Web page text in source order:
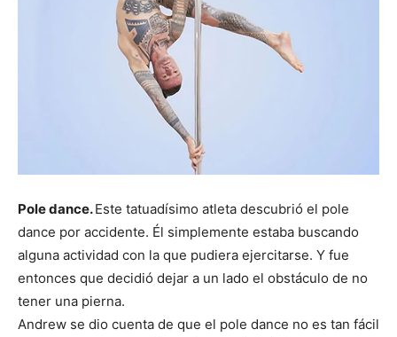
Pole dance.Este tatuadísimo atleta descubrió el pole
dance por accidente. Él simplemente estaba buscando
alguna actividad con la que pudiera ejercitarse. Y fue
entonces que decidió dejar a un lado el obstáculo de no
tener una pierna.
Andrew se dio cuenta de que el pole dance no es tan fácil